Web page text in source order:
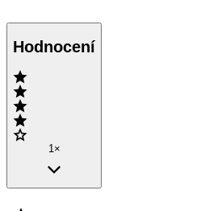
Hodnocení
1×